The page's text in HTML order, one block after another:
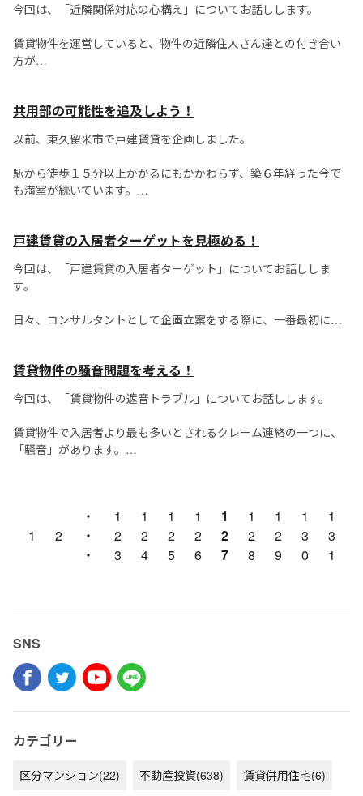
しかし賃借をするオーナー側には...
今回は、「近隣関係対応の心構え」についてお話しします。
賃貸物件を運営していると、物件の近隣住人さん達との付き合い
方が
例えば、「お宅のアパートの住人、全然ゴミ捨てのルールを守ら
共用部の可能性を追及しよう！
以前、東久留米市で戸建賃貸を企画しました。
駅から徒歩１５分以上かかるにもかかわらず、築６年経った今で
も満室が続いています。
せたことでした。
庭付き、畑付き、コミュニティスペースのある戸建賃貸です。
戸建賃貸の入居者ターゲットを見極める！
今回は、「戸建賃貸の入居者ターゲット」についてお話ししま
す。
日々、コンサルタントとして企画立案をする際に、一番最初にす
これは具体的な土地が分かれば色々な媒体を利用したり、
賃貸物件の騒音問題を考える！
今回は、「賃貸物件の遮音トラブル」についてお話しします。
賃貸物件で入居者より最も多いとされるクレーム連絡の一つに、
「騒音」があります。
残念ながら、決定的な解決策はないと言わざるを得...
1 2
・
・
・
1
2
3
1
2
4
1
2
5
1
2
6
1
2
7
1
2
8
1
2
9
1
3
0
1
3
1
SNS
カテゴリー
区分マンション(22) 不動産投資(638) 賃貸併用住宅(6)